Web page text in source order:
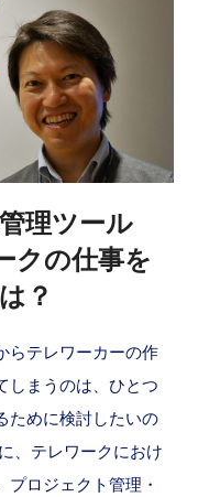
理ツール
クの仕事を
？
らテレワーカーの作
しまうのは、ひとつ
ために検討したいの
、テレワークにおけ
ロジェクト管理・